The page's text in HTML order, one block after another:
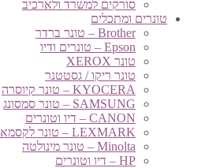
סורקים למשרד ולארכיב
טונרים ומתכלים
Brother – טונר ברדר
Epson – טונרים ודיו
טונר XEROX
טונר ריקו / גסטטנר
KYOCERA – טונר קיוסרה
SAMSUNG – טונר סמסונג
CANON – דיו וטונרים
LEXMARK – טונר לקסמארק
Minolta – טונר מינולטה
HP – דיו וטונרים